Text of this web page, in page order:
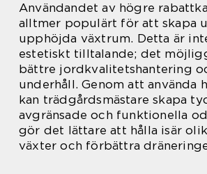
Användandet av högre
alltmer populärt för att skapa
upphöjda växtrum. Detta är
estetiskt tilltalande; det
bättre jordkvalitetshantering
underhåll. Genom att använda
kan trädgårdsmästare skapa
avgränsade och funktionella
gör det lättare att hålla isär
växter och förbättra